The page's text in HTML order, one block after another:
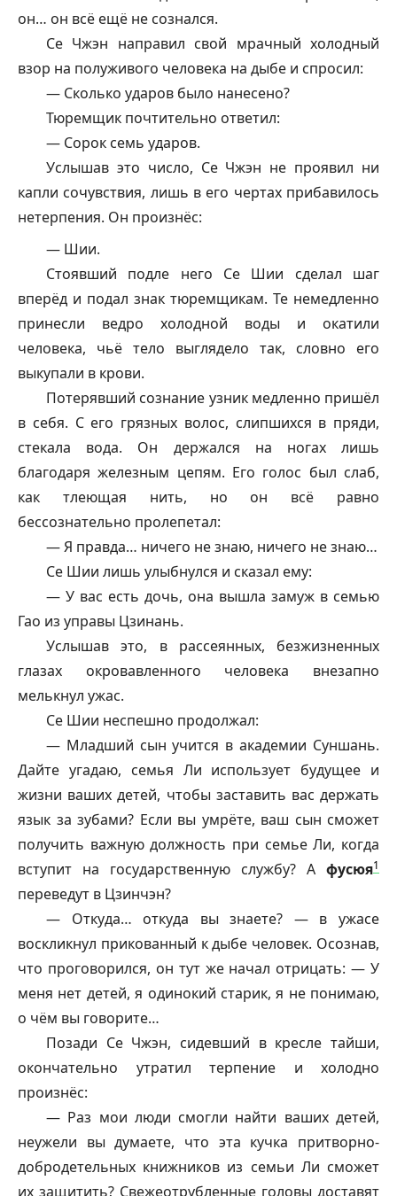
он… он всё ещё не сознался.
Се Чжэн направил свой мрачный холодный
взор на полуживого человека на дыбе и спросил:
— Сколько ударов было нанесено?
Тюремщик почтительно ответил:
— Сорок семь ударов.
Услышав это число, Се Чжэн не проявил ни
капли сочувствия, лишь в его чертах прибавилось
нетерпения. Он произнёс:
— Шии.
Стоявший подле него Се Шии сделал шаг
вперёд и подал знак тюремщикам. Те немедленно
принесли ведро холодной воды и окатили
человека, чьё тело выглядело так, словно его
выкупали в крови.
Потерявший сознание узник медленно пришёл
в себя. С его грязных волос, слипшихся в пряди,
стекала вода. Он держался на ногах лишь
благодаря железным цепям. Его голос был слаб,
как тлеющая нить, но он всё равно
бессознательно пролепетал:
— Я правда… ничего не знаю, ничего не знаю…
Се Шии лишь улыбнулся и сказал ему:
— У вас есть дочь, она вышла замуж в семью
Гао из управы Цзинань.
Услышав это, в рассеянных, безжизненных
глазах окровавленного человека внезапно
мелькнул ужас.
Се Шии неспешно продолжал:
— Младший сын учится в академии Суншань.
Дайте угадаю, семья Ли использует будущее и
жизни ваших детей, чтобы заставить вас держать
язык за зубами? Если вы умрёте, ваш сын сможет
получить важную должность при семье Ли, когда
вступит на государственную службу? А фусюя1
переведут в Цзинчэн?
— Откуда… откуда вы знаете? — в ужасе
воскликнул прикованный к дыбе человек. Осознав,
что проговорился, он тут же начал отрицать: — У
меня нет детей, я одинокий старик, я не понимаю,
о чём вы говорите…
Позади Се Чжэн, сидевший в кресле тайши,
окончательно утратил терпение и холодно
произнёс:
— Раз мои люди смогли найти ваших детей,
неужели вы думаете, что эта кучка притворно-
добродетельных книжников из семьи Ли сможет
их защитить? Свежеотрубленные головы доставят